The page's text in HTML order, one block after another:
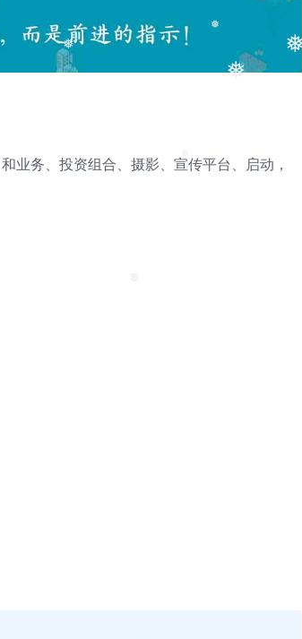
❅
❅
❅
业务、投资组合、摄影、宣传平台、启动，